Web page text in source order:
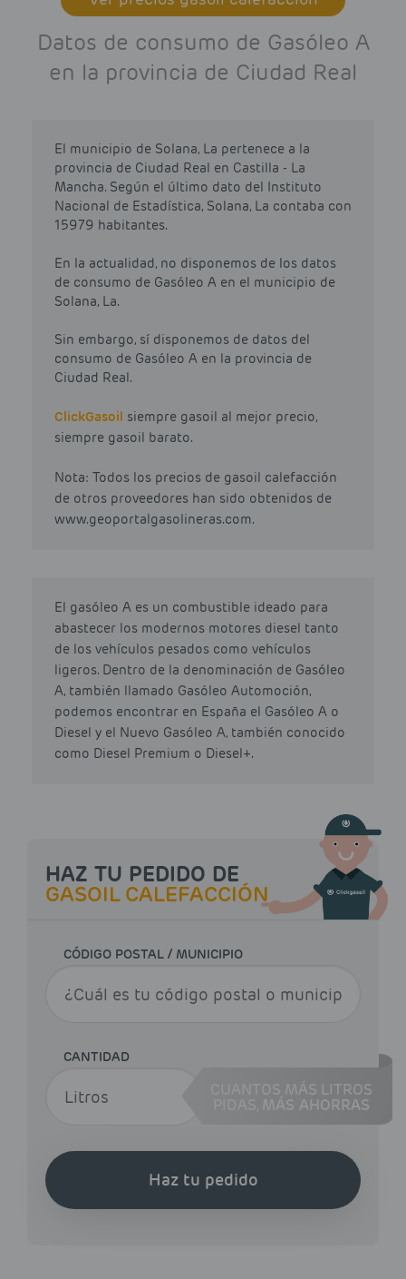
Datos de consumo de Gasóleo A
en la provincia de Ciudad Real
El municipio de Solana, La pertenece a la
provincia de Ciudad Real en Castilla - La
Mancha. Según el último dato del Instituto
Nacional de Estadística, Solana, La contaba con
15979 habitantes.
En la actualidad, no disponemos de los datos
de consumo de Gasóleo A en el municipio de
Solana, La.
Sin embargo, sí disponemos de datos del
consumo de Gasóleo A en la provincia de
Ciudad Real.
ClickGasoil siempre gasoil al mejor precio,
siempre gasoil barato.
Nota: Todos los precios de gasoil calefacción
de otros proveedores han sido obtenidos de
www.geoportalgasolineras.com.
El gasóleo A es un combustible ideado para
abastecer los modernos motores diesel tanto
de los vehículos pesados como vehículos
ligeros. Dentro de la denominación de Gasóleo
A, también llamado Gasóleo Automoción,
podemos encontrar en España el Gasóleo A o
Diesel y el Nuevo Gasóleo A, también conocido
como Diesel Premium o Diesel+.
HAZ TU PEDIDO DE
GASOIL CALEFACCIÓN
CÓDIGO POSTAL / MUNICIPIO
CANTIDAD
CUANTOS MÁS LITROS
MÁS AHORRAS
Haz tu pedido